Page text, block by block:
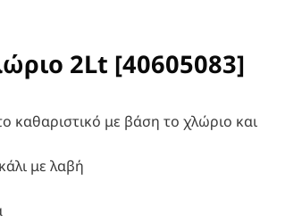
2Lt [40605083]
καθαριστικό με βάση το χλώριο και
με λαβή